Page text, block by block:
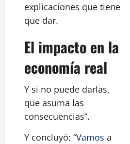
explicaciones que tiene
que dar.
El impacto en la
economía real
Y si no puede darlas,
que asuma las
consecuencias”.
Y concluyó: “Vamos a